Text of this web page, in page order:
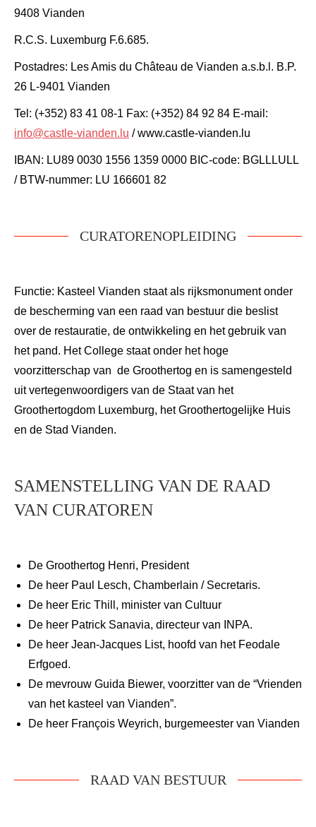
9408 Vianden
R.C.S. Luxemburg F.6.685.
Postadres: Les Amis du Château de Vianden a.s.b.l. B.P.
26 L-9401 Vianden
Tel: (+352) 83 41 08-1 Fax: (+352) 84 92 84 E-mail:
info@castle-vianden.lu / www.castle-vianden.lu
IBAN: LU89 0030 1556 1359 0000 BIC-code: BGLLLULL
/ BTW-nummer: LU 166601 82
CURATORENOPLEIDING
Functie: Kasteel Vianden staat als rijksmonument onder
de bescherming van een raad van bestuur die beslist
over de restauratie, de ontwikkeling en het gebruik van
het pand. Het College staat onder het hoge
voorzitterschap van de Groothertog en is samengesteld
uit vertegenwoordigers van de Staat van het
Groothertogdom Luxemburg, het Groothertogelijke Huis
en de Stad Vianden.
SAMENSTELLING VAN DE RAAD
VAN CURATOREN
De Groothertog Henri, President
De heer Paul Lesch, Chamberlain / Secretaris.
De heer Eric Thill, minister van Cultuur
De heer Patrick Sanavia, directeur van INPA.
De heer Jean-Jacques List, hoofd van het Feodale
Erfgoed.
De mevrouw Guida Biewer, voorzitter van de “Vrienden
van het kasteel van Vianden”.
De heer François Weyrich, burgemeester van Vianden
RAAD VAN BESTUUR